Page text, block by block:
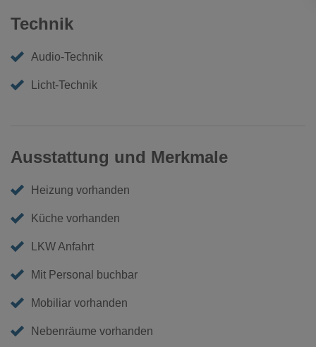
Technik
Audio-Technik
Licht-Technik
Ausstattung und Merkmale
Heizung vorhanden
Küche vorhanden
LKW Anfahrt
Mit Personal buchbar
Mobiliar vorhanden
Nebenräume vorhanden